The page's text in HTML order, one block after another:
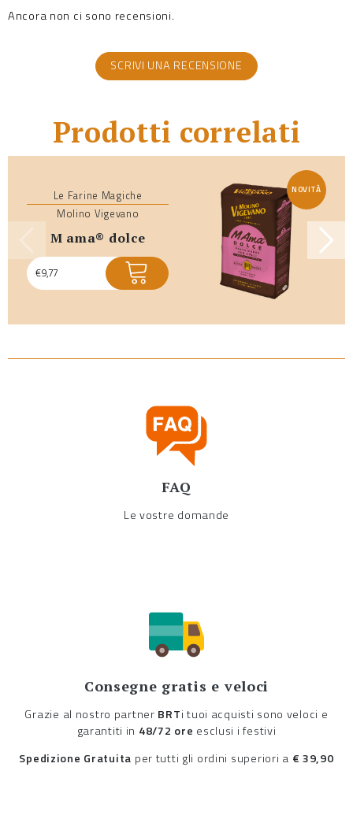
Ancora non ci sono recensioni.
SCRIVI UNA RECENSIONE
Prodotti correlati
Le Farine Magiche
Molino Vigevano
m ama® dolce
€9,77
NOVITÀ
FAQ
Le vostre domande
Consegne gratis e veloci
Grazie al nostro partner BRTi tuoi acquisti sono veloci e
garantiti in 48/72 ore esclusi i festivi
Spedizione Gratuita per tutti gli ordini superiori a € 39,90